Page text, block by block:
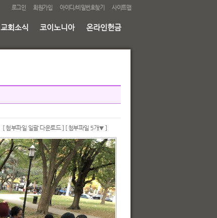
로그인 회원가입 아이디/비밀번호찾기 사이트맵
교회소식 코이노니아 온라인헌금
[ 첨부파일 일괄 다운로드 ] [ 첨부파일 5개 ]